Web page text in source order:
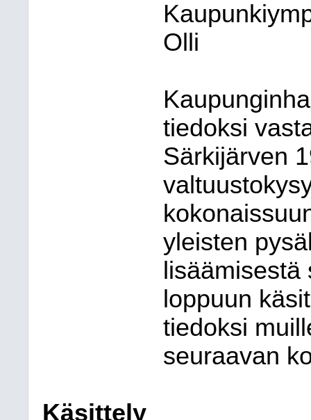
Olli
tiedoksi
Särkijärven
yleisten
loppuun
tiedoksi
seuraavan
Käsittely